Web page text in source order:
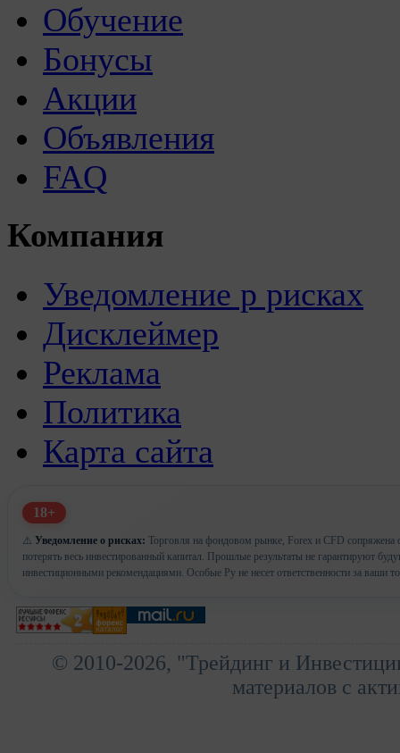
Обучение
Бонусы
Акции
Объявления
FAQ
Компания
Уведомление р рисках
Дисклеймер
Реклама
Политика
Карта сайта
18+
⚠️ Уведомление о рисках: Торговля на фондовом рынке, Forex и CFD сопряжена
потерять весь инвестированный капитал. Прошлые результаты не гарантируют
инвестиционными рекомендациями. Особые Ру не несет ответственности за ваши
© 2010-2026, "Трейдинг и
материалов с